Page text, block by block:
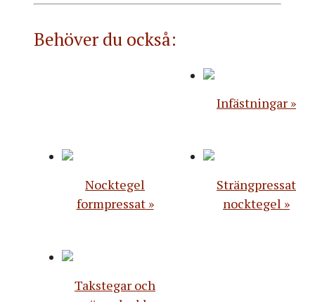
Behöver du också:
Infästningar
Nocktegel
formpressat
Strängpressat
nocktegel
Takstegar och